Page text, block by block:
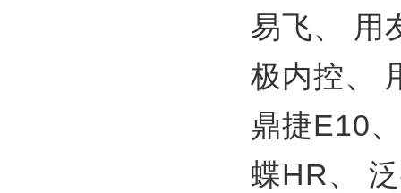
易飞、
用
极内控、
鼎捷E10、
蝶HR、